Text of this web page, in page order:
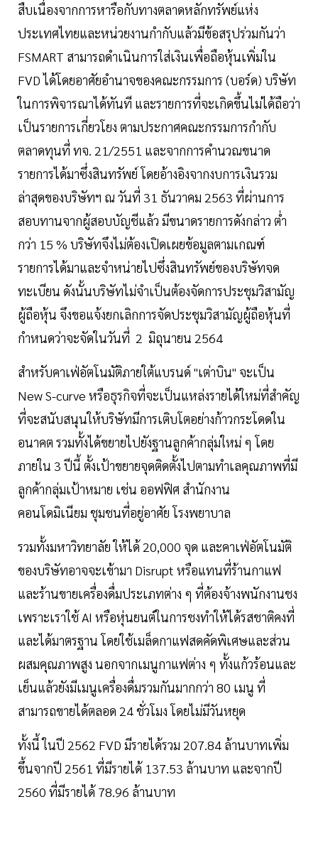
สืบเนื่องจากการหารือกับทางตลาดหลักทรัพย์แห่ง
ประเทศไทยและหน่วยงานกำกับแล้วมีข้อสรุปร่วมกันว่า
FSMART สามารถดำเนินการใส่เงินเพื่อถือหุ้นเพิ่มใน
FVD ได้โดยอาศัยอำนาจของคณะกรรมการ (บอร์ด) บริษัท
ในการพิจารณาได้ทันที และรายการที่จะเกิดขึ้นไม่ได้ถือว่า
เป็นรายการเกี่ยวโยง ตามประกาศคณะกรรมการกำกับ
ตลาดทุนที่ ทจ. 21/2551 และจากการคำนวณขนาด
รายการได้มาซึ่งสินทรัพย์ โดยอ้างอิงจากงบการเงินรวม
ล่าสุดของบริษัทฯ ณ วันที่ 31 ธันวาคม 2563 ที่ผ่านการ
สอบทานจากผู้สอบบัญชีแล้ว มีขนาดรายการดังกล่าว ต่ำ
กว่า 15 % บริษัทจึงไม่ต้องเปิดเผยข้อมูลตามเกณฑ์
รายการได้มาและจำหน่ายไปซึ่งสินทรัพย์ของบริษัทจด
ทะเบียน ดังนั้นบริษัทไม่จำเป็นต้องจัดการประชุมวิสามัญ
ผู้ถือหุ้น จึงขอแจ้งยกเลิกการจัดประชุมวิสามัญผู้ถือหุ้นที่
กำหนดว่าจะจัดในวันที่ 2 มิถุนายน 2564
สำหรับคาเฟ่อัตโนมัติภายใต้แบรนด์ "เต่าบิน" จะเป็น
New S-curve หรือธุรกิจที่จะเป็นแหล่งรายได้ใหม่ที่สำคัญ
ที่จะสนับสนุนให้บริษัทมีการเติบโตอย่างก้าวกระโดดใน
อนาคต รวมทั้งได้ขยายไปยังฐานลูกค้ากลุ่มใหม่ ๆ โดย
ภายใน 3 ปีนี้ ตั้งเป้าขยายจุดติดตั้งไปตามทำเลคุณภาพที่มี
ลูกค้ากลุ่มเป้าหมาย เช่น ออฟฟิศ สำนักงาน
คอนโดมิเนียม ชุมชนที่อยู่อาศัย โรงพยาบาล
รวมทั้งมหาวิทยาลัย ให้ได้ 20,000 จุด และคาเฟ่อัตโนมัติ
ของบริษัทอาจจะเข้ามา Disrupt หรือแทนที่ร้านกาแฟ
และร้านขายเครื่องดื่มประเภทต่าง ๆ ที่ต้องจ้างพนักงานชง
เพราะเราใช้ AI หรือหุ่นยนต์ในการชงทำให้ได้รสชาติคงที่
และได้มาตรฐาน โดยใช้เมล็ดกาแฟสดคัดพิเศษและส่วน
ผสมคุณภาพสูง นอกจากเมนูกาแฟต่าง ๆ ทั้งแก้วร้อนและ
เย็นแล้วยังมีเมนูเครื่องดื่มรวมกันมากกว่า 80 เมนู ที่
สามารถขายได้ตลอด 24 ชั่วโมง โดยไม่มีวันหยุด
ทั้งนี้ ในปี 2562 FVD มีรายได้รวม 207.84 ล้านบาทเพิ่ม
ขึ้นจากปี 2561 ที่มีรายได้ 137.53 ล้านบาท และจากปี
2560 ที่มีรายได้ 78.96 ล้านบาท